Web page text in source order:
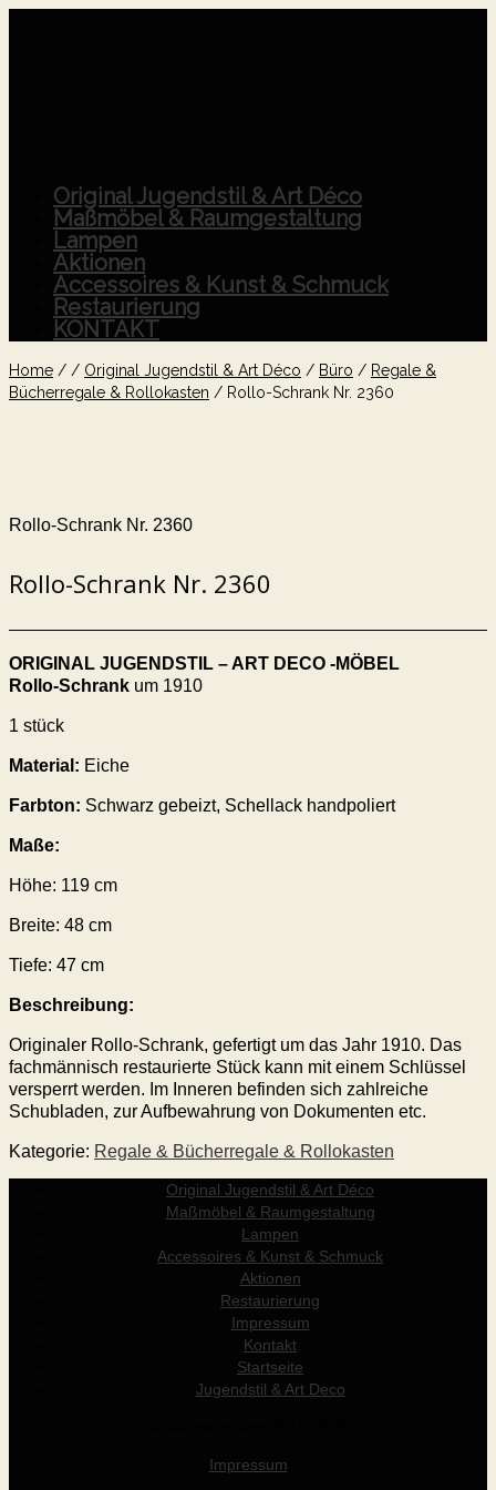
Original Jugendstil & Art Déco
Maßmöbel & Raumgestaltung
Lampen
Aktionen
Accessoires & Kunst & Schmuck
Restaurierung
KONTAKT
Home / / Original Jugendstil & Art Déco / Büro / Regale &
Bücherregale & Rollokasten / Rollo-Schrank Nr. 2360
Rollo-Schrank Nr. 2360
Rollo-Schrank Nr. 2360
ORIGINAL JUGENDSTIL – ART DECO -MÖBEL
Rollo-Schrank um 1910
1 stück
Material: Eiche
Farbton: Schwarz gebeizt, Schellack handpoliert
Maße:
Höhe: 119 cm
Breite: 48 cm
Tiefe: 47 cm
Beschreibung:
Originaler Rollo-Schrank, gefertigt um das Jahr 1910. Das
fachmännisch restaurierte Stück kann mit einem Schlüssel
versperrt werden. Im Inneren befinden sich zahlreiche
Schubladen, zur Aufbewahrung von Dokumenten etc.
Kategorie: Regale & Bücherregale & Rollokasten
Original Jugendstil & Art Déco
Maßmöbel & Raumgestaltung
Lampen
Accessoires & Kunst & Schmuck
Aktionen
Restaurierung
Impressum
Kontakt
Startseite
Jugendstil & Art Deco
Impressum